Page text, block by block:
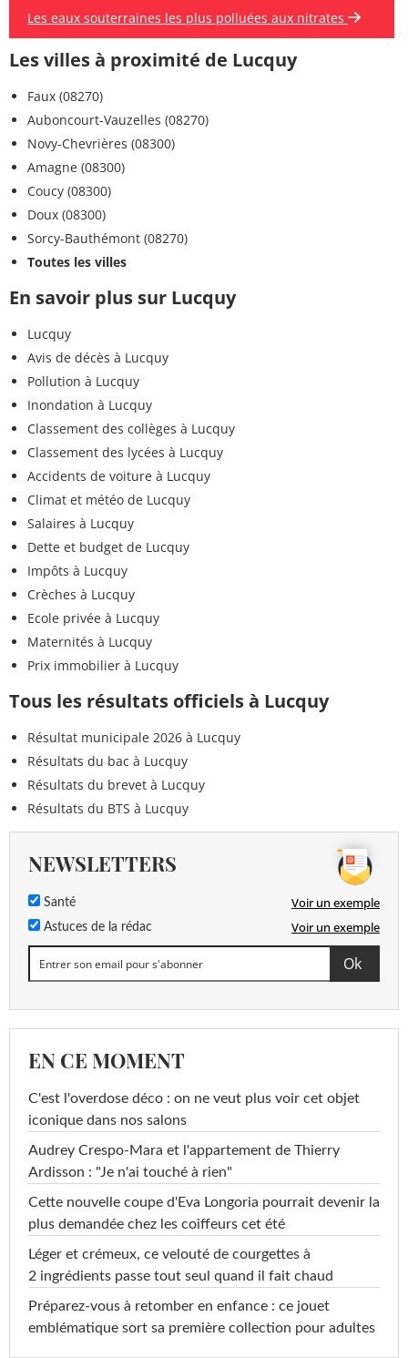
Les eaux souterraines les plus polluées aux nitrates
Les villes à proximité de Lucquy
Faux (08270)
Auboncourt-Vauzelles (08270)
Novy-Chevrières (08300)
Amagne (08300)
Coucy (08300)
Doux (08300)
Sorcy-Bauthémont (08270)
Toutes les villes
En savoir plus sur Lucquy
Lucquy
Avis de décès à Lucquy
Pollution à Lucquy
Inondation à Lucquy
Classement des collèges à Lucquy
Classement des lycées à Lucquy
Accidents de voiture à Lucquy
Climat et météo de Lucquy
Salaires à Lucquy
Dette et budget de Lucquy
Impôts à Lucquy
Crèches à Lucquy
Ecole privée à Lucquy
Maternités à Lucquy
Prix immobilier à Lucquy
Tous les résultats officiels à Lucquy
Résultat municipale 2026 à Lucquy
Résultats du bac à Lucquy
Résultats du brevet à Lucquy
Résultats du BTS à Lucquy
NEWSLETTERS
Santé Voir un exemple
Astuces de la rédac Voir un exemple
EN CE MOMENT
C'est l'overdose déco : on ne veut plus voir cet objet
iconique dans nos salons
Audrey Crespo-Mara et l'appartement de Thierry
Ardisson : "Je n'ai touché à rien"
Cette nouvelle coupe d'Eva Longoria pourrait devenir la
plus demandée chez les coiffeurs cet été
Léger et crémeux, ce velouté de courgettes à
2 ingrédients passe tout seul quand il fait chaud
Préparez-vous à retomber en enfance : ce jouet
emblématique sort sa première collection pour adultes